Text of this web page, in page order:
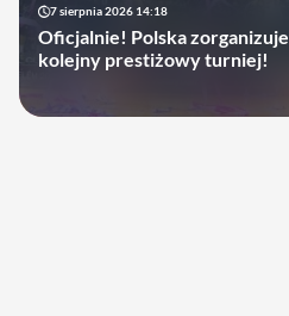
7 sierpnia 2026 14:18
Oficjalnie! Polska zorganizuje
kolejny prestiżowy turniej!